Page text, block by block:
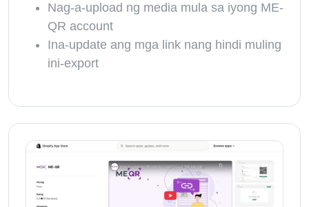
Nag-a-upload ng media mula sa iyong ME-
QR account
Ina-update ang mga link nang hindi muling
ini-export